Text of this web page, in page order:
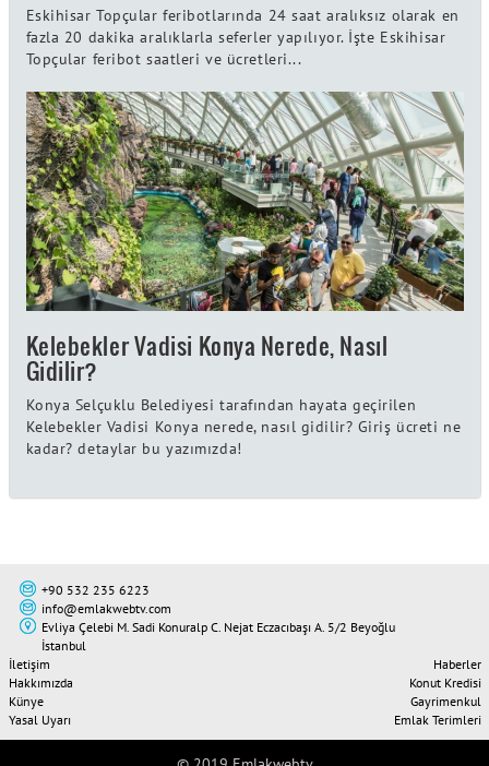
Eskihisar Topçular feribotlarında 24 saat aralıksız olarak en
fazla 20 dakika aralıklarla seferler yapılıyor. İşte Eskihisar
Topçular feribot saatleri ve ücretleri...
Kelebekler Vadisi Konya Nerede, Nasıl
Gidilir?
Konya Selçuklu Belediyesi tarafından hayata geçirilen
Kelebekler Vadisi Konya nerede, nasıl gidilir? Giriş ücreti ne
kadar? detaylar bu yazımızda!
+90 532 235 6223
info@emlakwebtv.com
Evliya Çelebi M. Sadi Konuralp C. Nejat Eczacıbaşı A. 5/2 Beyoğlu
İstanbul
İletişim
Hakkımızda
Künye
Yasal Uyarı
Haberler
Konut Kredisi
Gayrimenkul
Emlak Terimleri